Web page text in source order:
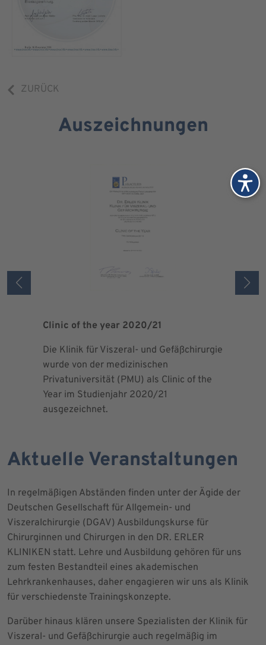
ZURÜCK
Auszeichnungen
Clinic of the year 2020/21
Die Klinik für Viszeral- und Gefäßchirurgie
wurde von der medizinischen
Privatuniversität (PMU) als Clinic of the
Year im Studienjahr 2020/21
ausgezeichnet.
Aktuelle Veranstaltungen
In regelmäßigen Abständen finden unter der Ägide der
Deutschen Gesellschaft für Allgemein- und
Viszeralchirurgie (DGAV) Ausbildungskurse für
Chirurginnen und Chirurgen in den DR. ERLER
KLINIKEN statt. Lehre und Ausbildung gehören für uns
zum festen Bestandteil eines akademischen
Lehrkrankenhauses, daher engagieren wir uns als Klinik
für verschiedenste Trainingskonzepte.
Darüber hinaus klären unsere Spezialisten der Klinik für
Viszeral- und Gefäßchirurgie auch regelmäßig im